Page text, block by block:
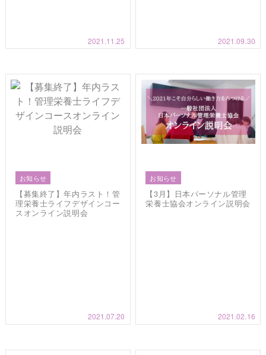
2021.11.25 2021.09.30
お知らせ
【募集終了】年内ラスト！管
理栄養士ライフデザインコー
スオンライン説明会
2021.07.20
お知らせ
【3月】日本パーソナル管理
栄養士協会オンライン説明会
2021.02.16